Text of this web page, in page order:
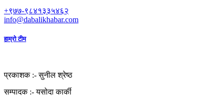
+९७७-९८४१३३५४६२
info@dabalikhabar.com
हाम्रो टीम
प्रकाशक :-सुनील श्रेष्ठ
सम्पादक :-यसोदा कार्की